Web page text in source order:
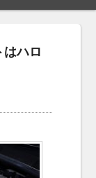
Company outline
はハロ